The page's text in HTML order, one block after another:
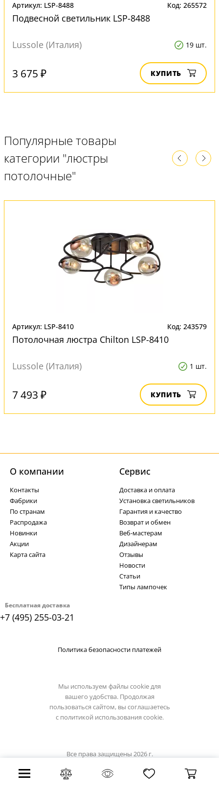
Артикул: LSP-8488 Код: 265572
Подвесной светильник LSP-8488
Lussole (Италия) 19 шт.
3 675 ₽ КУПИТЬ
Популярные товары
категории "люстры
потолочные"
Артикул: LSP-8410 Код: 243579
Потолочная люстра Chilton LSP-8410
Lussole (Италия) 1 шт.
7 493 ₽ КУПИТЬ
Бесплатная доставка
+7 (495) 255-03-21
О компании
Контакты
Фабрики
По странам
Распродажа
Новинки
Акции
Карта сайта
Cервис
Доставка и оплата
Установка светильников
Гарантия и качество
Возврат и обмен
Веб-мастерам
Дизайнерам
Отзывы
Новости
Статьи
Типы лампочек
Политика безопасности платежей
Мы используем файлы cookie для
вашего удобства. Продолжая
пользоваться сайтом, вы соглашаетесь
с политикой использования cookie.
Все права защищены 2026 г.